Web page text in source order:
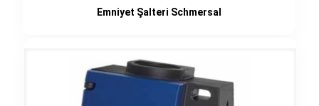
Emniyet Şalteri Schmersal